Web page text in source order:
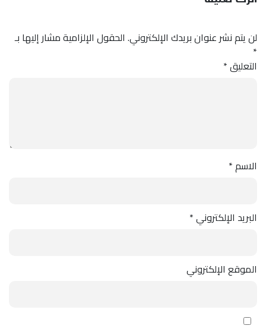
لن يتم نشر عنوان بريدك الإلكتروني. الحقول الإلزامية مشار إليها بـ
*
التعليق*
الاسم*
البريد الإلكتروني*
الموقع الإلكتروني